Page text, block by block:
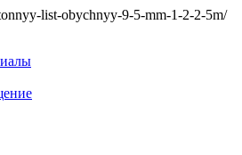
list-obychnyy-9-5-mm-1-2-2-5m/